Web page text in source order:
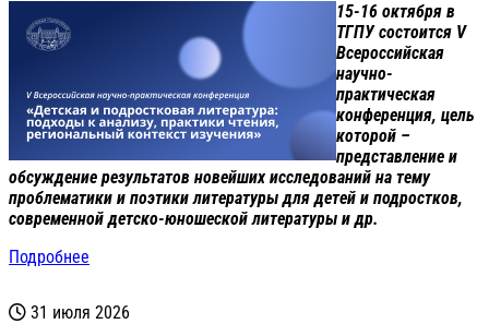
15-16 октября в
ТГПУ состоится V
Всероссийская
научно-
практическая
конференция, цель
которой –
представление и
обсуждение результатов новейших исследований на тему
проблематики и поэтики литературы для детей и подростков,
современной детско-юношеской литературы и др.
Подробнее
31 июля 2026